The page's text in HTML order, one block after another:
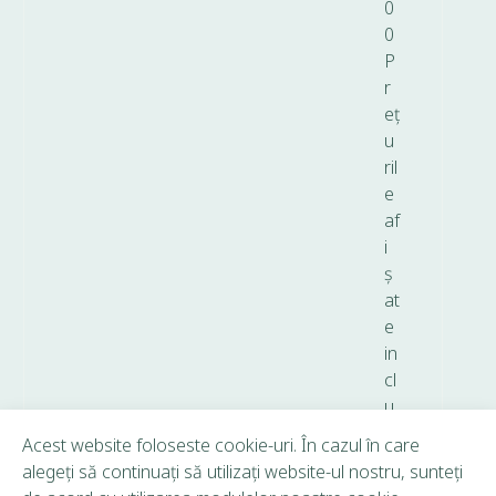
0
0
P
r
eț
u
ril
e
af
i
ș
at
e
in
cl
u
T
V
Acest website foloseste cookie-uri. În cazul în care
alegeți să continuați să utilizați website-ul nostru, sunteți